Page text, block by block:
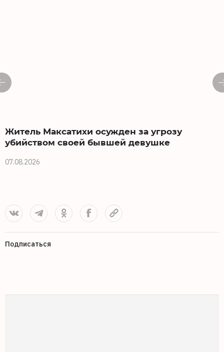
Житель Максатихи осужден за угрозу
убийством своей бывшей девушке
07.08.2026
Подписаться